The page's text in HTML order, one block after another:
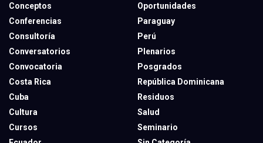
Conceptos
Conferencias
Consultoría
Conversatorios
Convocatoria
Costa Rica
Cuba
Cultura
Cursos
Oportunidades
Paraguay
Perú
Plenarios
Posgrados
República Dominicana
Residuos
Salud
Seminario